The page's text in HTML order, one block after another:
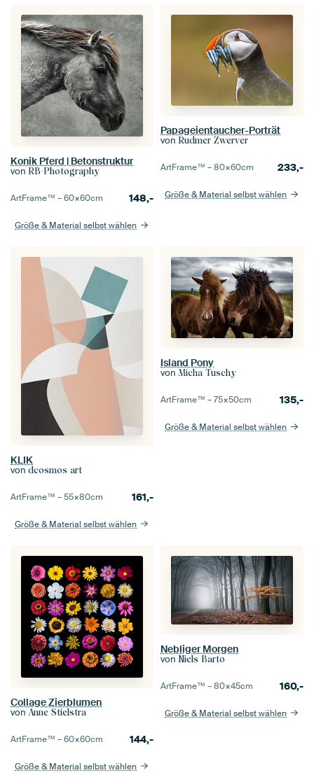
Konik Pferd | Betonstruktur
von RB-Photography
ArtFrame™ –60×60cm 148,-
Größe & Material selbst wählen
Papageientaucher-Porträt
von Rudmer Zwerver
ArtFrame™ –80×60cm 233,-
Größe & Material selbst wählen
KLIK
von dcosmos art
ArtFrame™ –55×80cm 161,-
Größe & Material selbst wählen
Island Pony
von Micha Tuschy
ArtFrame™ –75×50cm 135,-
Größe & Material selbst wählen
Collage Zierblumen
von Anne Stielstra
ArtFrame™ –60×60cm 144,-
Größe & Material selbst wählen
Nebliger Morgen
von Niels Barto
ArtFrame™ –80×45cm 160,-
Größe & Material selbst wählen